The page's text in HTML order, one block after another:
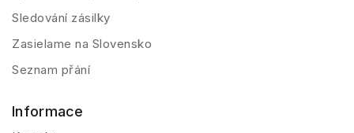
Sledování zásilky
Zasielame na Slovensko
Seznam přání
Informace